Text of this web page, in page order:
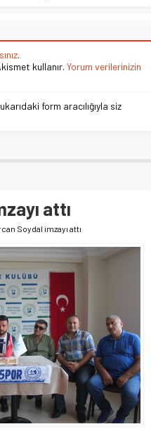
.
kullanır. Yorum verilerinizin
form aracılığıyla siz
attı
Soydal imzayı attı